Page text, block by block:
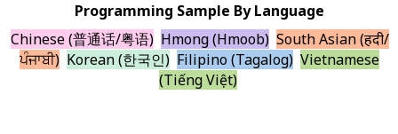
Programming Sample By Language
Chinese (普通话/粤语) Hmong (Hmoob) South Asian (हिंदी/
ਪੰਜਾਬੀ) Korean (한국인) Filipino (Tagalog) Vietnamese
(Tiếng Việt)